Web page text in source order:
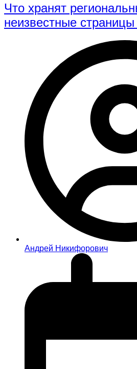
Что хранят
неизвестные страницы
Андрей Никифорович